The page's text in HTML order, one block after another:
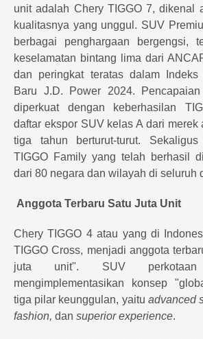
unit adalah CheryTIGGO 7, dikenal
kualitasnya yang unggul. SUV
berbagai penghargaan bergengsi,
keselamatan bintang lima dari
dan peringkat teratas dalam Indeks
Baru J.D. Power 2024.
diperkuat dengan keberhasilan
daftar ekspor SUV kelas A dari merek
tiga tahun berturut-turut.
TIGGO Family yang telah berhasil
dari 80 negara dan wilayah di seluruh
Anggota Terbaru Satu Juta Unit
Chery TIGGO 4 atau yang di
TIGGO Cross, menjadi anggota
juta unit". SUV
mengimplementasikan konsep
tiga pilar keunggulan, yaitu advanced
fashion, dan superior experience.